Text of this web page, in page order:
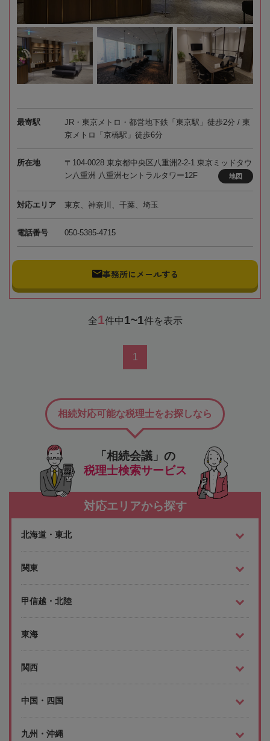
最寄駅
JR・東京メトロ・都営地下鉄「東京駅」徒歩2分 / 東
京メトロ「京橋駅」徒歩6分
所在地
〒104-0028 東京都中央区八重洲2-2-1 東京ミッドタウ
ン八重洲 八重洲セントラルタワー12F
地図
対応エリア 東京、神奈川、千葉、埼玉
電話番号 050-5385-4715
事務所にメールする
全1件中1~1件を表示
1
「相続会議」の
税理士検索サービス
相続対応可能な税理士をお探しなら
対応エリアから探す
北海道・東北
関東
甲信越・北陸
東海
関西
中国・四国
九州・沖縄